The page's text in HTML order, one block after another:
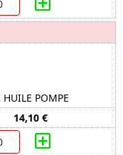
HUILE POMPE
14,10 €